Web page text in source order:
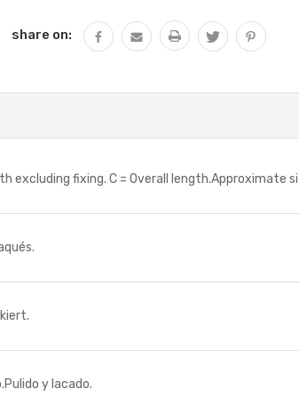
VERRINGERN
share on:
excluding fixing. C = Overall length.Approximate
y lacado.